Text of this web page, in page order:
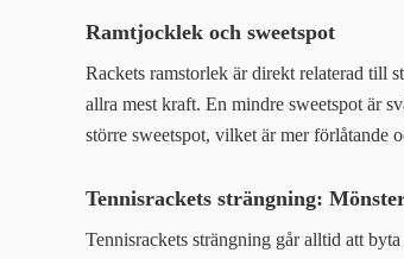
Ramtjocklek och sweetspot
Rackets ramstorlek är direkt relaterad till
allra mest kraft. En mindre sweetspot är
större sweetspot, vilket är mer förlåtande
Tennisrackets strängning:
Tennisrackets strängning går alltid att